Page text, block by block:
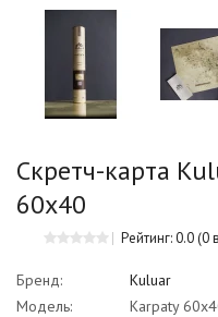
Скретч-карта
60х40
Рейтинг: 0.0(0
Бренд:
Kuluar
Модель:
Karpaty